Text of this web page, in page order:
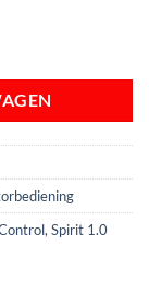
, Spirit 1.0